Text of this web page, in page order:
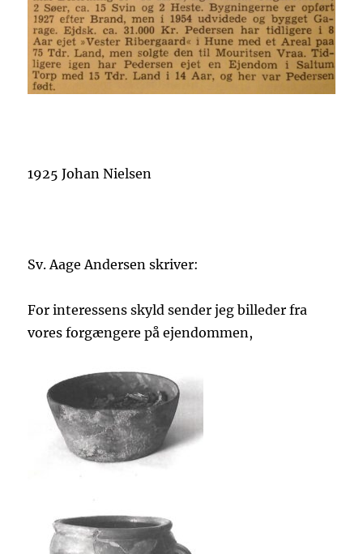
1925 Johan Nielsen
Sv. Aage Andersen skriver:
For interessens skyld sender jeg billeder fra
vores forgængere på ejendommen,